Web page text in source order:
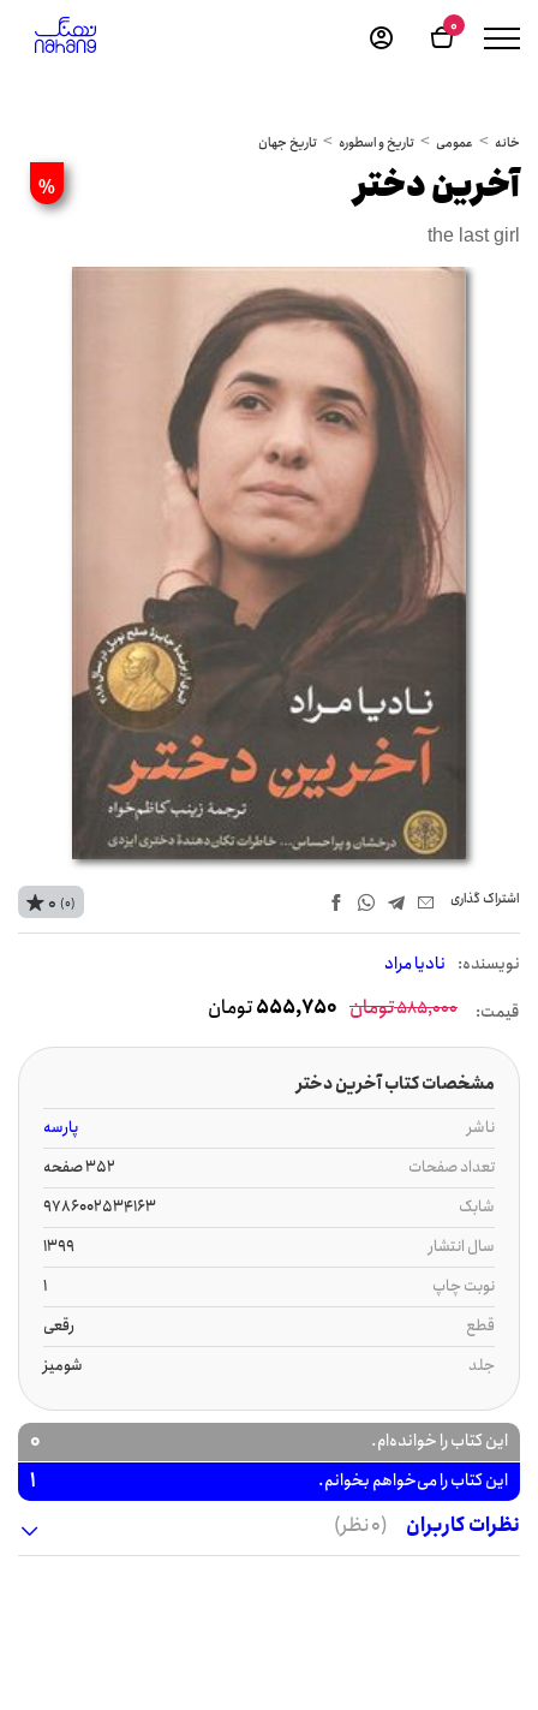
0
خانه عمومی تاریخ و اسطوره تاریخ جهان
% آخرین دختر
the last girl
اشتراک‌ گذاری
نويسنده: نادیا مراد
0 (0)
قیمت: 585,000تومان 555,750تومان
مشخصات کتاب آخرین دختر
ناشر
پارسه
تعداد صفحات
352 صفحه
شابک
9786002534163
سال انتشار
1399
نوبت چاپ
1
قطع
رقعی
جلد
شومیز
این کتاب را خوانده‌ام. 0
این کتاب را می‌خواهم بخوانم.
1
نظرات کاربران
(0 نظر)